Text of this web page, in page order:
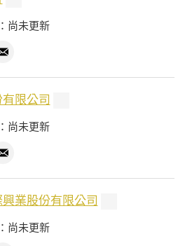
尚未更新
限公司
尚未更新
興業股份有限公司
尚未更新